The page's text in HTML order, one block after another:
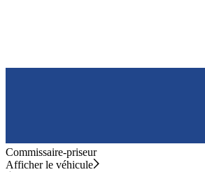
Commissaire-priseur
Afficher le véhicule